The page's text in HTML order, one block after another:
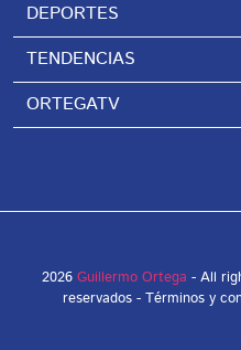
DEPORTES
TENDENCIAS
ORTEGATV
2026 Guillermo Ortega - All
reservados - Términos y